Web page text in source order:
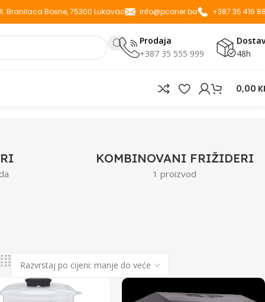
Branilaca Bosne, 75300 Lukavac info@pconer.ba +387 35 416
Prodaja
+387 35 555 999
48h
0,00
KOMBINOVANI FRIŽIDERI
1 proizvod